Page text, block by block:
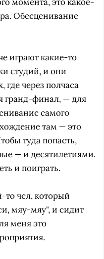
Обесценивание
играют какие-то
студий, и они
где через полчаса
гранд-финал, — для
самого
там — это
туда попасть,
— и десятилетиями.
и поиграть.
то чел, который
мяу-мяу", и сидит
меня это